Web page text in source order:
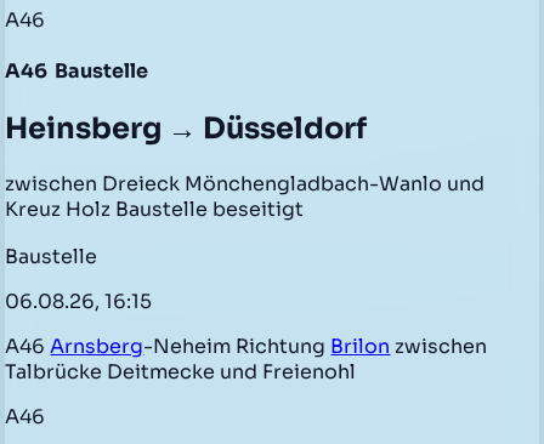
A46
A46 Baustelle
Heinsberg → Düsseldorf
zwischen Dreieck Mönchengladbach-Wanlo und
Kreuz Holz Baustelle beseitigt
Baustelle
06.08.26, 16:15
A46Arnsberg-Neheim Richtung Brilon zwischen
Talbrücke Deitmecke und Freienohl
A46